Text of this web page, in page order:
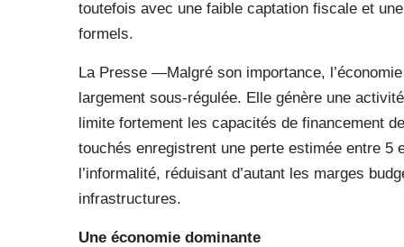
toutefois avec une faible captation fiscale et
formels.
La Presse —Malgré son importance,
largement sous-régulée. Elle génère une
limite fortement les capacités de financement
touchés enregistrent une perte estimée entre 5
l’informalité, réduisant d’autant les marges
infrastructures.
Une économie dominante